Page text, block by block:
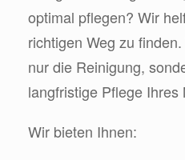
optimal pflegen? Wir
richtigen Weg zu
nur die Reinigung,
langfristige Pflege Ihres
Wir bieten Ihnen: